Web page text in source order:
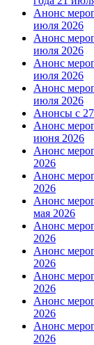
Анонс
июля 2026
Анонс
июля 2026
Анонс
июля 2026
Анонс
июля 2026
Анонсы с
Анонс
июня 2026
Анонс
2026
Анонс
2026
Анонс
мая 2026
Анонс
2026
Анонс
2026
Анонс
2026
Анонс
2026
Анонс
2026